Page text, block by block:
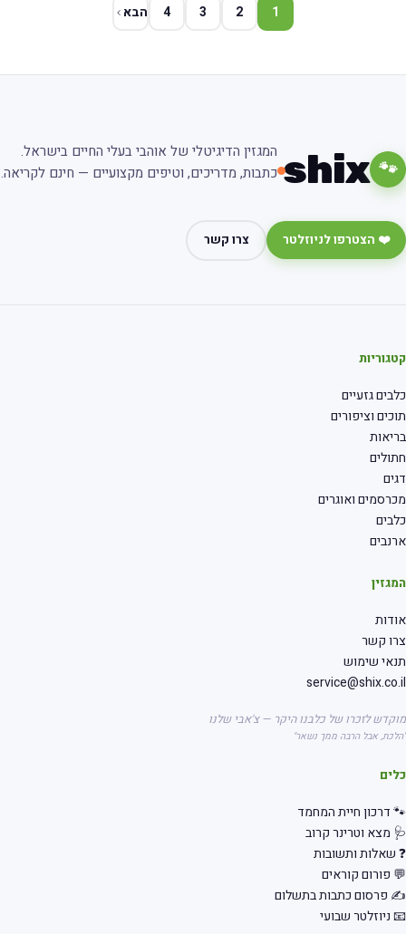
1
2
3
4 הבא
🐾
shix המגזין הדיגיטלי של אוהבי בעלי החיים בישראל.
כתבות, מדריכים, וטיפים מקצועיים — חינם לקריאה.
❤️ הצטרפו לניוזלטר צרו קשר
קטגוריות
כלבים גזעיים
תוכים וציפורים
בריאות
חתולים
דגים
מכרסמים ואוגרים
כלבים
ארנבים
המגזין
אודות
צרו קשר
תנאי שימוש
service@shix.co.il
מוקדש לזכרו של כלבנו היקר — צ'אבי שלנו
"הלכת, אבל הרבה ממך נשאר"
כלים
🐾 דרכון חיית המחמד
🩺 מצא וטרינר קרוב
❓ שאלות ותשובות
💬 פורום קוראים
✍️ פרסום כתבות בתשלום
📧 ניוזלטר שבועי